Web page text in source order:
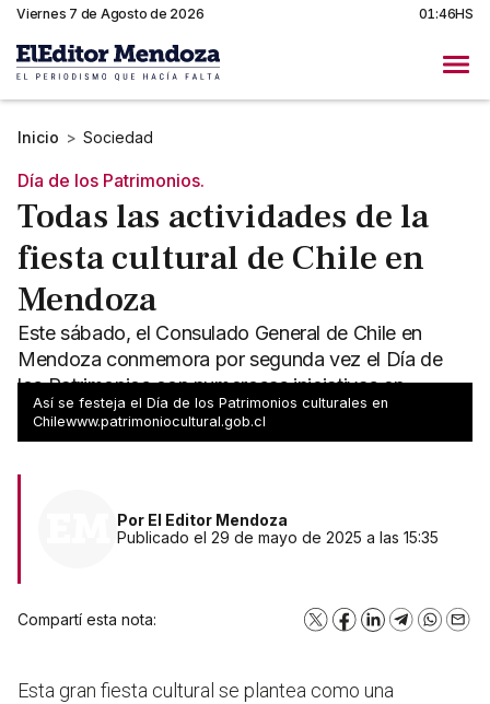
Viernes 7 de Agosto de 2026 01:46HS
Inicio > Sociedad
Día de los Patrimonios.
Todas las actividades de la
fiesta cultural de Chile en
Mendoza
Este sábado, el Consulado General de Chile en
Mendoza conmemora por segunda vez el Día de
los Patrimonios con numerosas iniciativas en
distintos departamentos.
Así se festeja el Día de los Patrimonios culturales en
Chilewww.patrimoniocultural.gob.cl
Por El Editor Mendoza
Publicado el 29 de mayo de 2025 a las 15:35
Compartí esta nota: X Facebook
LinkedInTelegram
Esta gran fiesta cultural se plantea como una